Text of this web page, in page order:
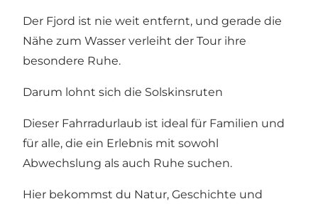
Der Fjord ist nie weit entfernt, und gerade die
Nähe zum Wasser verleiht der Tour ihre
besondere Ruhe.
Darum lohnt sich die Solskinsruten
Dieser Fahrradurlaub ist ideal für Familien und
für alle, die ein Erlebnis mit sowohl
Abwechslung als auch Ruhe suchen.
Hier bekommst du Natur, Geschichte und